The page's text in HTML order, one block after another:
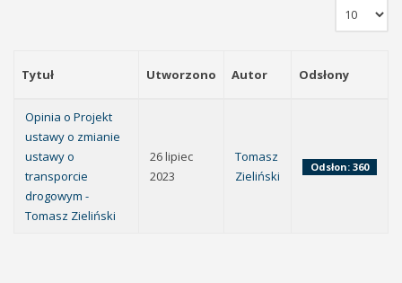
Tytuł Utworzono Autor Odsłony
Opinia o Projekt
ustawy o zmianie
ustawy o
transporcie
drogowym -
Tomasz Zieliński
26 lipiec
2023
Tomasz
Zieliński
Odsłon: 360